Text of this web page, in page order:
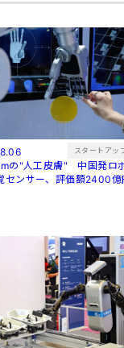
スタートアッ
の"人工皮膚" 中国発ロ
センサー、評価額2400億